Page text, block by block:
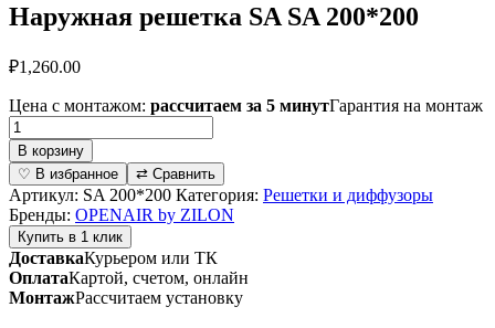
Наружная решетка SA SA 200*200
₽1,260.00
Цена с монтажом: рассчитаем за 5 минутГарантия на монтаж
Количество
товара
Наружная
решетка
SA
SA
200*200
В корзину
♡ В избранное
⇄ Сравнить
Артикул: SA 200*200 Категория: Решетки и диффузоры
Бренды: OPENAIR by ZILON
Купить в 1 клик
ДоставкаКурьером или ТК
ОплатаКартой, счетом, онлайн
МонтажРассчитаем установку